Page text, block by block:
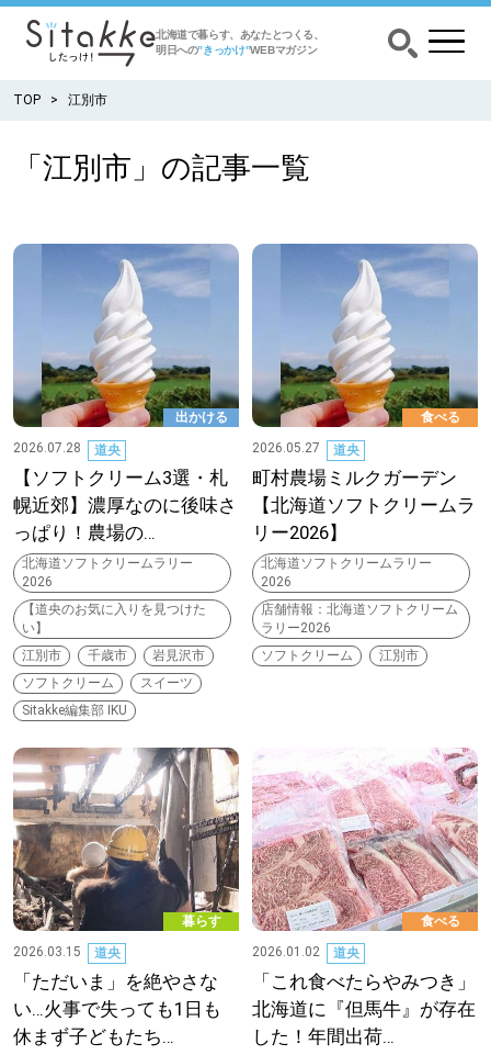
北海道で暮らす、あなたとつくる、
明日への”きっかけ”WEBマガジン
出かける
暮らす
みがく
育む
深める
ゆるむ
SitakkeTV
LOCAL ローカルエリア
all
札幌
道北
道東
TOP 江別市
「江別市」の記事一覧
出かける
2026.07.28
道央
【ソフトクリーム3選・札
幌近郊】濃厚なのに後味さ
っぱり！農場の…
北海道ソフトクリームラリー
2026
【道央のお気に入りを見つけた
い】
江別市
千歳市
岩見沢市
ソフトクリーム
スイーツ
Sitakke編集部 IKU
食べる
2026.05.27
道央
町村農場ミルクガーデン
【北海道ソフトクリームラ
リー2026】
北海道ソフトクリームラリー
2026
店舗情報：北海道ソフトクリーム
ラリー2026
ソフトクリーム
江別市
暮らす
2026.03.15
道央
「ただいま」を絶やさな
い…火事で失っても1日も
休まず子どもたち…
食べる
2026.01.02
道央
「これ食べたらやみつき」
北海道に『但馬牛』が存在
した！年間出荷…